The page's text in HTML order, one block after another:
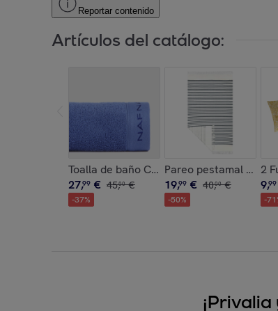
Reportar contenido
Artículos del catálogo:
Toalla de baño CASUAL azul mar
27,99 € 45,00 €
-37%
Pareo pestamal de
19,99 € 40,00 €
-50%
2
9,99
-71